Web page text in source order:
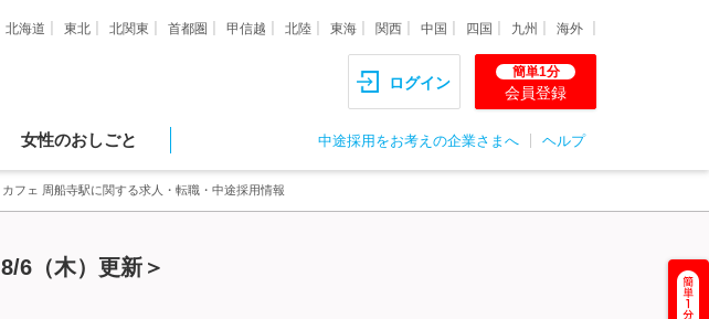
北海道 東北 北関東 首都圏 甲信越 北陸 東海 関西 中国 四国 九州 海外
ログイン
簡単1分
会員登録
女性のおしごと 中途採用をお考えの企業さまへ ヘルプ
カフェ 周船寺駅に関する求人・転職・中途採用情報
6（木）更新＞